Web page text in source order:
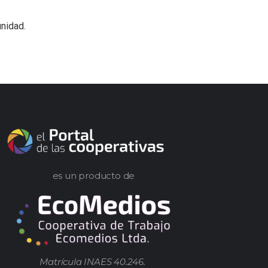
es un producto de
Matrícula INAES 40.246.